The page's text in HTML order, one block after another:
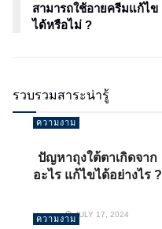
สามารถใช้อายครีมแก้ไข
ได้หรือไม่ ?
รวบรวมสาระน่ารู้
ความงาม
ปัญหาถุงใต้ตาเกิดจาก
อะไร แก้ไขได้อย่างไร ?
JULY 17, 2024
ความงาม